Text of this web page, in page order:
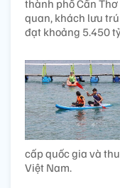
thành phố Cần
quan, khách lưu
đạt khoảng 5.450
cấp quốc gia và
Việt Nam.